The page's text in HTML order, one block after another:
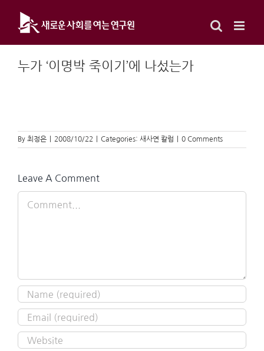
content
누가 ‘이명박 죽이기’에 나섰는가
By 최정은 2008/10/22 Categories: 새사연 칼럼 0 Comments
Leave A Comment